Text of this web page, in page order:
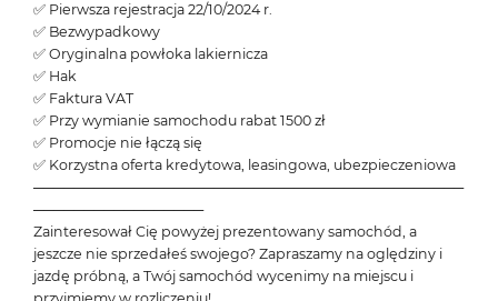
✅ Pierwsza rejestracja 22/10/2024 r.
✅ Bezwypadkowy
✅ Oryginalna powłoka lakiernicza
✅ Hak
✅ Faktura VAT
✅ Przy wymianie samochodu rabat 1500 zł
✅ Promocje nie łączą się
✅ Korzystna oferta kredytowa, leasingowa, ubezpieczeniowa
───────────────────────────────────────────
─────────────────
Zainteresował Cię powyżej prezentowany samochód, a
jeszcze nie sprzedałeś swojego? Zapraszamy na oględziny i
jazdę próbną, a Twój samochód wycenimy na miejscu i